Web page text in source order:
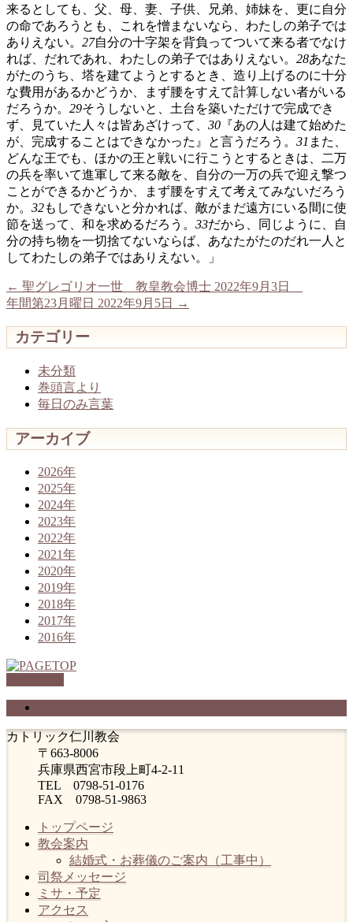
来るとしても、父、母、妻、子供、兄弟、姉妹を、更に自分
の命であろうとも、これを憎まないなら、わたしの弟子では
ありえない。 27自分の十字架を背負ってついて来る者でなけ
れば、だれであれ、わたしの弟子ではありえない。 28あなた
がたのうち、塔を建てようとするとき、造り上げるのに十分
な費用があるかどうか、まず腰をすえて計算しない者がいる
だろうか。 29そうしないと、土台を築いただけで完成でき
ず、見ていた人々は皆あざけって、 30 『あの人は建て始めた
が、完成することはできなかった』と言うだろう。 31 また、
どんな王でも、ほかの王と戦いに行こうとするときは、二万
の兵を率いて進軍して来る敵を、自分の一万の兵で迎え撃つ
ことができるかどうか、まず腰をすえて考えてみないだろう
か。 32もしできないと分かれば、敵がまだ遠方にいる間に使
節を送って、和を求めるだろう。 33だから、同じように、自
分の持ち物を一切捨てないならば、あなたがたのだれ一人と
してわたしの弟子ではありえない。」
← 聖グレゴリオ一世 教皇教会博士 2022年9月3日
年間第23月曜日 2022年9月5日
→
カテゴリー
未分類
巻頭言より
毎日のみ言葉
アーカイブ
2026年
2025年
2024年
2023年
2022年
2021年
2020年
2019年
2018年
2017年
2016年
カトリック仁川教会
〒663-8006
兵庫県西宮市段上町4-2-11
TEL 0798-51-0176
FAX 0798-51-9863
トップページ
教会案内
結婚式・お葬儀のご案内（工事中）
司祭メッセージ
ミサ・予定
アクセス